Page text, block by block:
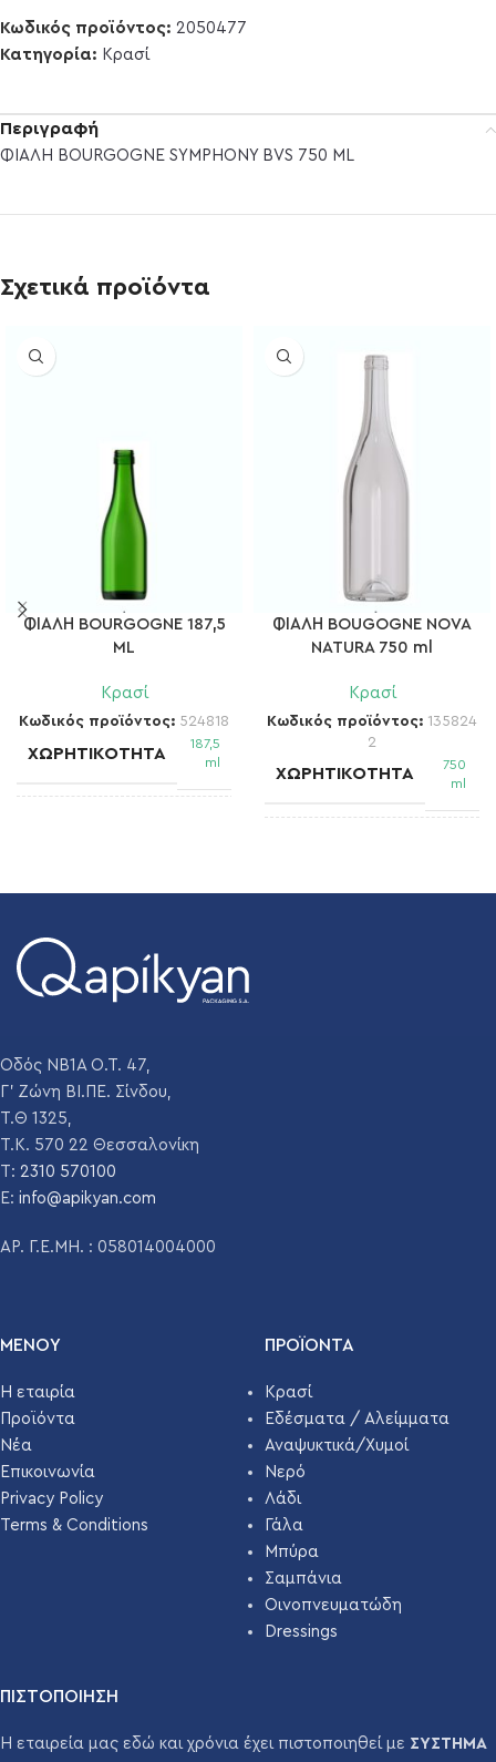
Κωδικός προϊόντος: 2050477
Κατηγορία: Κρασί
Περιγραφή
ΦΙΑΛΗ BOURGOGNE SYMPHONY BVS 750 ML
Σχετικά προϊόντα
ΦΙΑΛΗ BOURGOGNE 187,5
ML
Κρασί
Κωδικός προϊόντος: 524818
ΧΩΡΗΤΙΚΌΤΗΤΑ
187,5
ml
ΔΙΆΜΕΤΡΟΣ 53.2 mm
ΧΡΏΜΑ
Emerald green
ΠΑΛΈΤΑ
ΦΙΑΛΗ BOUGOGNE NOVA
NATURA 750 ml
Κρασί
Κωδικός προϊόντος: 135824
2
ΧΩΡΗΤΙΚΌΤΗΤΑ
750
ml
Οδός ΝΒ1Α Ο.Τ. 47,
Γ' Ζώνη ΒΙ.ΠΕ. Σίνδου,
Τ.Θ 1325,
Τ.Κ. 570 22 Θεσσαλονίκη
T: 2310 570100
E: info@apikyan.com
ΑΡ. Γ.Ε.ΜΗ. : 058014004000
ΜΕΝΟΥ
Η εταιρία
Προϊόντα
Νέα
Επικοινωνία
Privacy Policy
Terms & Conditions
ΠΡΟΪΌΝΤΑ
Κρασί
Εδέσματα / Αλείμματα
Αναψυκτικά/Χυμοί
Νερό
Λάδι
Γάλα
Μπύρα
Σαμπάνια
Οινοπνευματώδη
Dressings
ΠΙΣΤΟΠΟΙΗΣΗ
Η εταιρεία μας εδώ και χρόνια έχει πιστοποιηθεί με ΣΥΣΤΗΜΑ